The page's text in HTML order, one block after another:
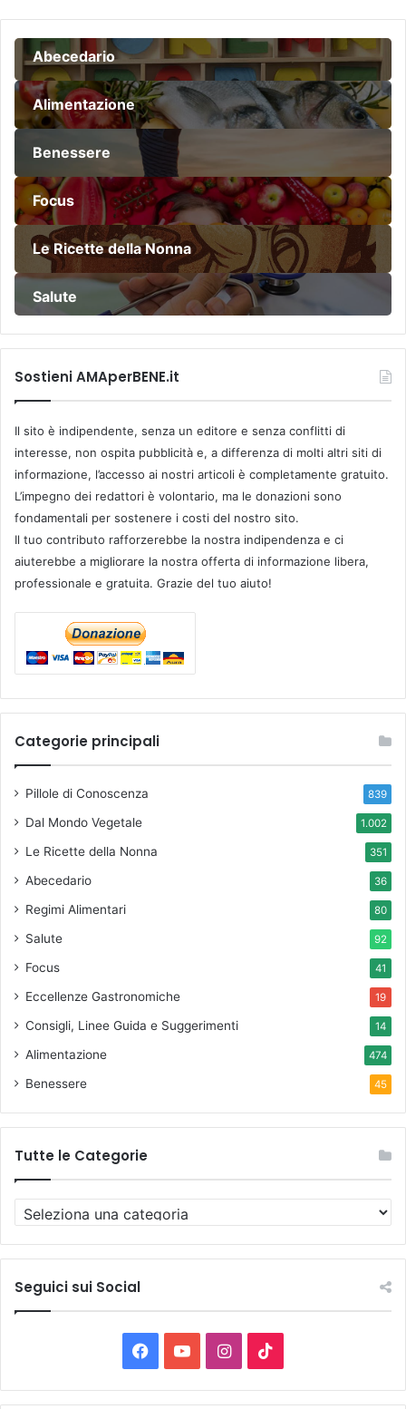
Abecedario
Alimentazione
Benessere
Focus
Le Ricette della Nonna
Salute
Sostieni AMAperBENE.it
Il sito è indipendente, senza un editore e senza conflitti di
interesse, non ospita pubblicità e, a differenza di molti altri siti di
informazione, l’accesso ai nostri articoli è completamente gratuito.
L’impegno dei redattori è volontario, ma le donazioni sono
fondamentali per sostenere i costi del nostro sito.
Il tuo contributo rafforzerebbe la nostra indipendenza e ci
aiuterebbe a migliorare la nostra offerta di informazione libera,
professionale e gratuita. Grazie del tuo aiuto!
Categorie principali
Pillole di Conoscenza 839
Dal Mondo Vegetale 1.002
Le Ricette della Nonna 351
Abecedario 36
Regimi Alimentari 80
Salute 92
Focus 41
Eccellenze Gastronomiche 19
Consigli, Linee Guida e Suggerimenti 14
Alimentazione 474
Benessere 45
Tutte le Categorie
u
t
e
Seguici sui Social
a
o
I
n
i